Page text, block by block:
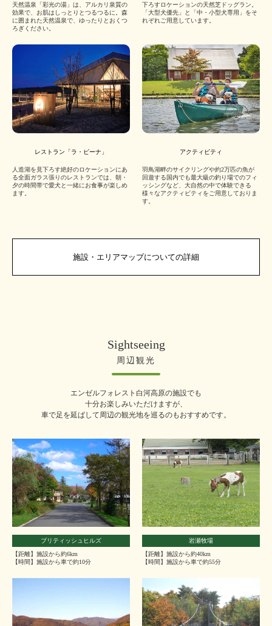
天然温泉「彩光の湯」は、アルカリ泉質の
効果で、お肌はしっとりとつるつるに。森
に囲まれた天然温泉で、ゆったりとおくつ
ろぎください。
下ろすロケーションの天然芝ドッグラン。
「大型犬優先」と「中・小型犬専用」をそ
れぞれご用意しています。
レストラン「ラ・ピーナ」
人造湖を見下ろす絶好のロケーションにあ
る全面ガラス張りのレストランでは、朝・
夕の時間帯で愛犬と一緒にお食事が楽しめ
ます。
アクティビティ
羽鳥湖畔のサイクリングや約2万匹の魚が
回遊する国内でも最大級の釣り場でのフィ
ッシングなど、大自然の中で体験できる
様々なアクティビティをご用意しておりま
す。
施設・エリアマップについての詳細
Sightseeing
周辺観光
エンゼルフォレスト白河高原の施設でも
十分お楽しみいただけますが、
車で足を延ばして周辺の観光地を巡るのもおすすめです。
ブリティッシュヒルズ
【距離】施設から約6km
【時間】施設から車で約10分
岩瀬牧場
【距離】施設から約40km
【時間】施設から車で約55分